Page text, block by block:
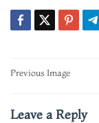
Post
Previous Image
Leave a Reply